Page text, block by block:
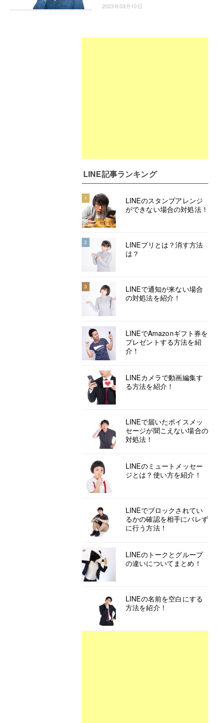
2023年03月10日
LINE記事ランキング
1
LINEのスタンプアレンジ
ができない場合の対処法！
2
LINEプリとは？消す方法
は？
3
LINEで通知が来ない場合
の対処法を紹介！
LINEでAmazonギフト券を
プレゼントする方法を紹
介！
LINEカメラで動画編集す
る方法を紹介！
LINEで届いたボイスメッ
セージが聞こえない場合の
対処法！
LINEのミュートメッセー
ジとは？使い方を紹介！
LINEでブロックされてい
るかの確認を相手にバレず
に行う方法！
LINEのトークとグループ
の違いについてまとめ！
LINEの名前を空白にする
方法を紹介！